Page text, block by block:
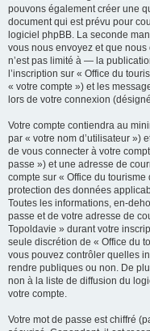
pouvons également créer une
document qui est prévu pour
logiciel phpBB. La seconde
vous nous envoyez et que
n’est pas limité à — la
l’inscription sur « Office du
« votre compte ») et les
lors de votre connexion
Votre compte contiendra au
par « votre nom d’utilisateur »)
de vous connecter à votre
passe ») et une adresse de
compte sur « Office du
protection des données
Toutes les informations, en-
passe et de votre adresse de
Topoldavie » durant votre
seule discrétion de « Office du
vous pouvez contrôler quelles
rendre publiques ou non. De
non à la liste de diffusion du
votre compte.
Votre mot de passe est chiffré